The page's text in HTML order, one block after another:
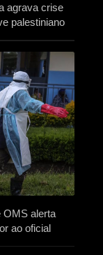
agrava crise
palestiniano
OMS alerta
ao oficial